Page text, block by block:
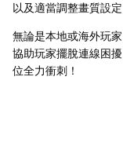
以及適當調整畫質設
無論是本地或海外玩家
協助玩家擺脫連線困
位全力衝刺！